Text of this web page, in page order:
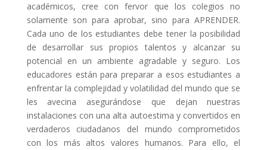
académicos, cree con fervor que los colegios no
solamente son para aprobar, sino para APRENDER.
Cada uno de los estudiantes debe tener la posibilidad
de desarrollar sus propios talentos y alcanzar su
potencial en un ambiente agradable y seguro. Los
educadores están para preparar a esos estudiantes a
enfrentar la complejidad y volatilidad del mundo que se
les avecina asegurándose que dejan nuestras
instalaciones con una alta autoestima y convertidos en
verdaderos ciudadanos del mundo comprometidos
con los más altos valores humanos. Para ello, el